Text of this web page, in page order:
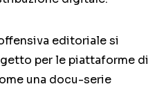
editoriale si
per le piattaforme di
una docu-serie